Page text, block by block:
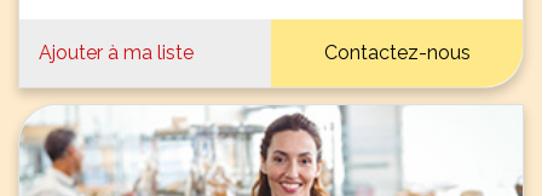
Ajouter à ma liste Contactez-nous